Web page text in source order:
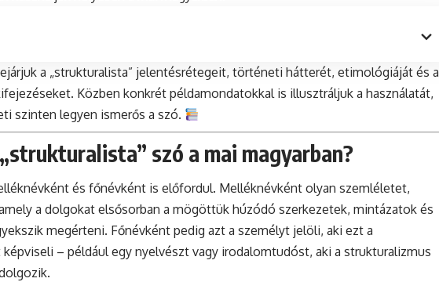
a „strukturalista” jelentésrétegeit, történeti hátterét, etimológiáját és a
Közben konkrét példamondatokkal is illusztráljuk a használatát,
szinten legyen ismerős a szó.
szó a mai magyarban?
és főnévként is előfordul. Melléknévként olyan szemléletet,
a dolgokat elsősorban a mögöttük húzódó szerkezetek, mintázatok és
megérteni. Főnévként pedig azt a személyt jelöli, aki ezt a
– például egy nyelvészt vagy irodalomtudóst, aki a strukturalizmus